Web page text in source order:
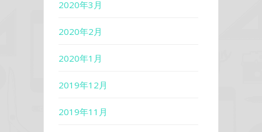
2020年3月
2020年2月
2020年1月
2019年12月
2019年11月